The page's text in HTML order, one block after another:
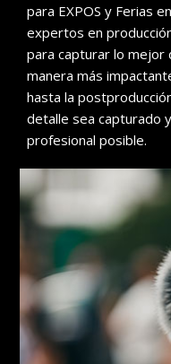
para EXPOS y Ferias
expertos en
para capturar lo
manera más
hasta la
detalle sea capturado
profesional posible.